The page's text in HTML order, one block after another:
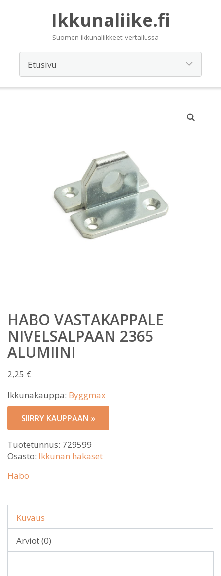
Ikkunaliike.fi
Suomen ikkunaliikkeet vertailussa
HABO VASTAKAPPALE
NIVELSALPAAN 2365
ALUMIINI
2,25 €
Ikkunakauppa: Byggmax
SIIRRY KAUPPAAN »
Tuotetunnus: 729599
Osasto: Ikkunan hakaset
Habo
Kuvaus
Arviot (0)